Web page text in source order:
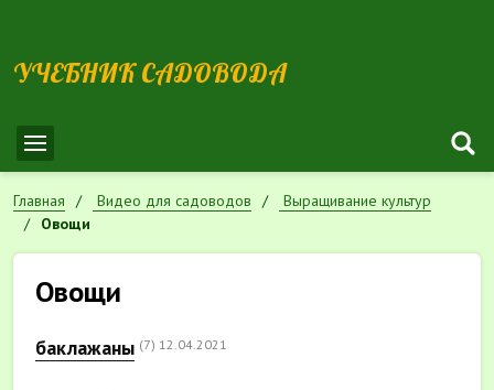
УЧЕБНИК САДОВОДА
Главная Видео для садоводов
Выращивание культур
Овощи
Овощи
баклажаны (7) 12.04.2021